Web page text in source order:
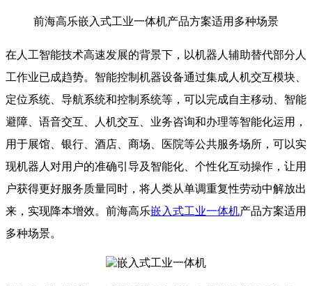
前海高乐嵌入式工业一体机产品方案适用多种场景
在人工智能技术高速发展的背景下，以机器人辅助替代部分人
工作业已成趋势。智能控制机器设备通过集成人机交互模块、
定位系统、导航系统和控制系统等，可以完成自主移动、智能
避障、语音交互、人机交互、业务咨询和办理等智能化运用，
用于展馆、银行、酒店、商场、医院等公共服务场所，可以实
现机器人对用户的准确引导及智能化、个性化互动操作，让用
户获得更好服务质量同时，将人类从单调重复性劳动中解放出
来，实现降本增效。前海高乐嵌入式工业一体机产品方案适用
多种场景。